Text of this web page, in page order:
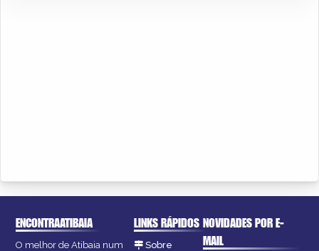
ENCONTRAATIBAIA
O melhor de Atibaia num
LINKS RÁPIDOS
Sobre
NOVIDADES POR E-
MAIL